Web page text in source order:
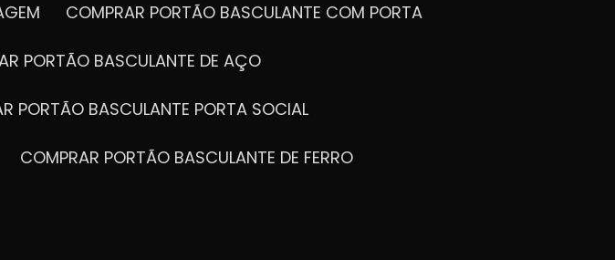
COMPRAR PORTÃO BASCULANTE COM PORTA
PORTÃO BASCULANTE DE AÇO
PORTÃO BASCULANTE PORTA SOCIAL
COMPRAR PORTÃO BASCULANTE DE FERRO